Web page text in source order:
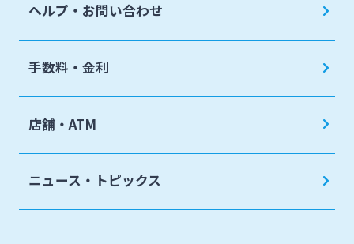
English
個人のお客さま
ヘルプ・お問い合わせ
手数料・金利
店舗・ATM
ニュース・トピックス